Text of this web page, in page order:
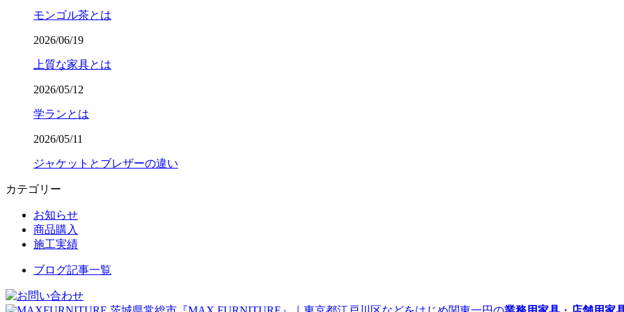
モンゴル茶とは
2026/06/19
上質な家具とは
2026/05/12
学ランとは
2026/05/11
ジャケットとブレザーの違い
カテゴリー
お知らせ
商品購入
施工実績
ブログ記事一覧